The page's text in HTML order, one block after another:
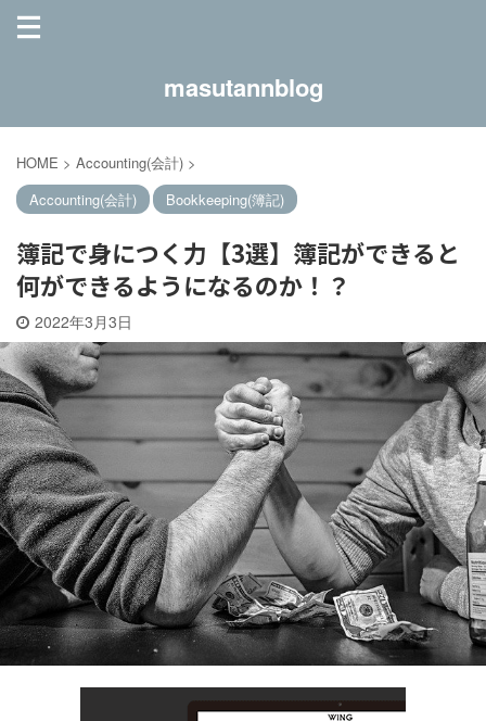
masutannblog
HOME > Accounting(会計) >
Accounting(会計)
Bookkeeping(簿記)
簿記で身につく力【3選】簿記ができると
何ができるようになるのか！？
2022年3月3日